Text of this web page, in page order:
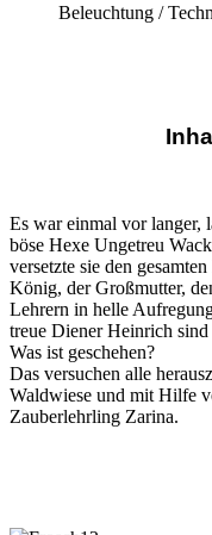
Beleuchtung /
Es war einmal vor langer,
böse Hexe Ungetreu
versetzte sie den
König, der Großmutter,
Lehrern in helle
treue Diener Heinrich
Was ist geschehen?
Das versuchen alle
Waldwiese und mit Hilfe
Zauberlehrling Zarina.